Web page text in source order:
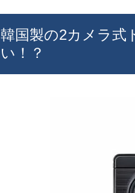
韓国製の2カメラ式
い！？